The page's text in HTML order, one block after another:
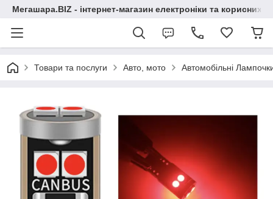
Мегашара.BIZ - інтернет-магазин електроніки та корисних
Товари та послуги Авто, мото Автомобільні